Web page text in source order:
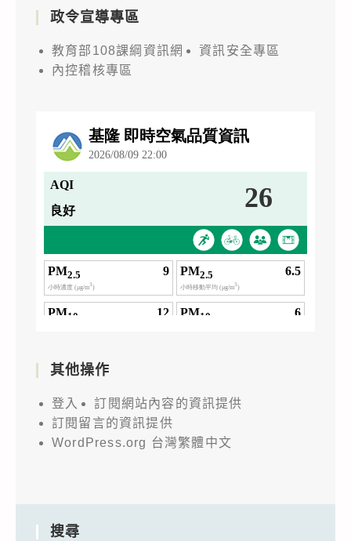
政令宣導專區
教育部108課綱資訊網
資訊安全專區
內控稽核專區
其他操作
登入
訂閱網站內容的資訊提供
訂閱留言的資訊提供
WordPress.org 台灣繁體中文
搜尋